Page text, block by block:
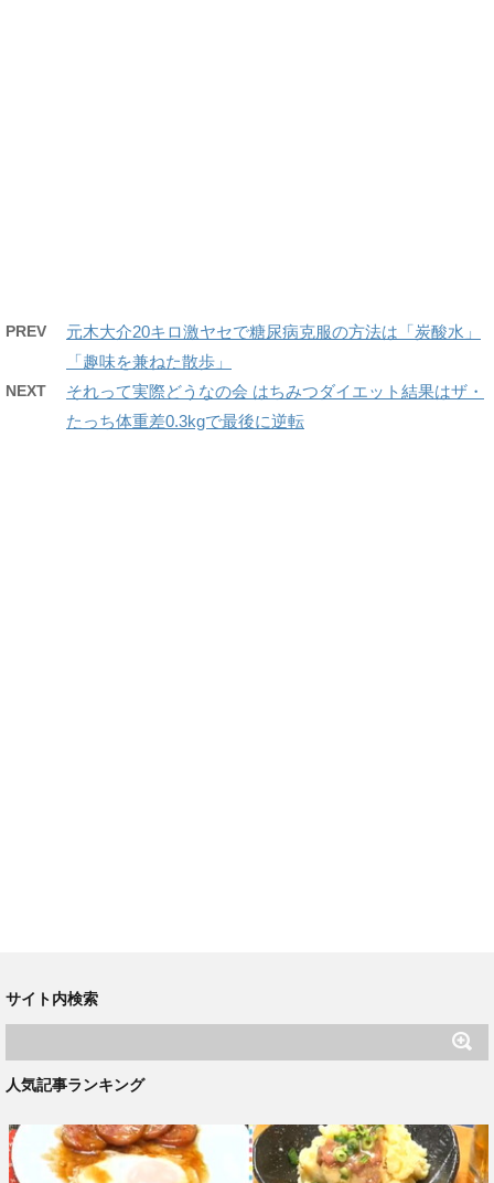
PREV
元木大介20キロ激ヤセで糖尿病克服の方法は「炭酸水」
「趣味を兼ねた散歩」
NEXT
それって実際どうなの会 はちみつダイエット結果はザ・
たっち体重差0.3kgで最後に逆転
サイト内検索
人気記事ランキング